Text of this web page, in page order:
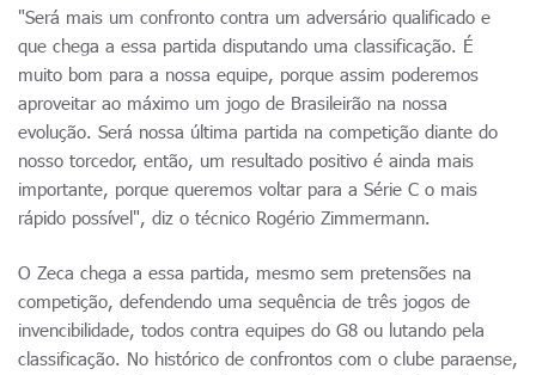
"Será mais um confronto contra um adversário qualificado e
que chega a essa partida disputando uma classificação. É
muito bom para a nossa equipe, porque assim poderemos
aproveitar ao máximo um jogo de Brasileirão na nossa
evolução. Será nossa última partida na competição diante do
nosso torcedor, então, um resultado positivo é ainda mais
importante, porque queremos voltar para a Série C o mais
rápido possível", diz o técnico Rogério Zimmermann.
O Zeca chega a essa partida, mesmo sem pretensões na
competição, defendendo uma sequência de três jogos de
invencibilidade, todos contra equipes do G8 ou lutando pela
classificação. No histórico de confrontos com o clube paraense,